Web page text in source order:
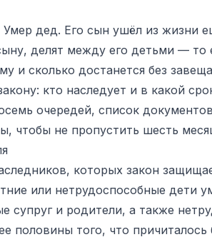
дед. Его сын ушёл из жизни
делят между его детьми — то
и сколько достанется без
кто наследует и в какой
очередей, список
чтобы не пропустить шесть
которых закон
или нетрудоспособные дети
супруг и родители, а также
половины того, что